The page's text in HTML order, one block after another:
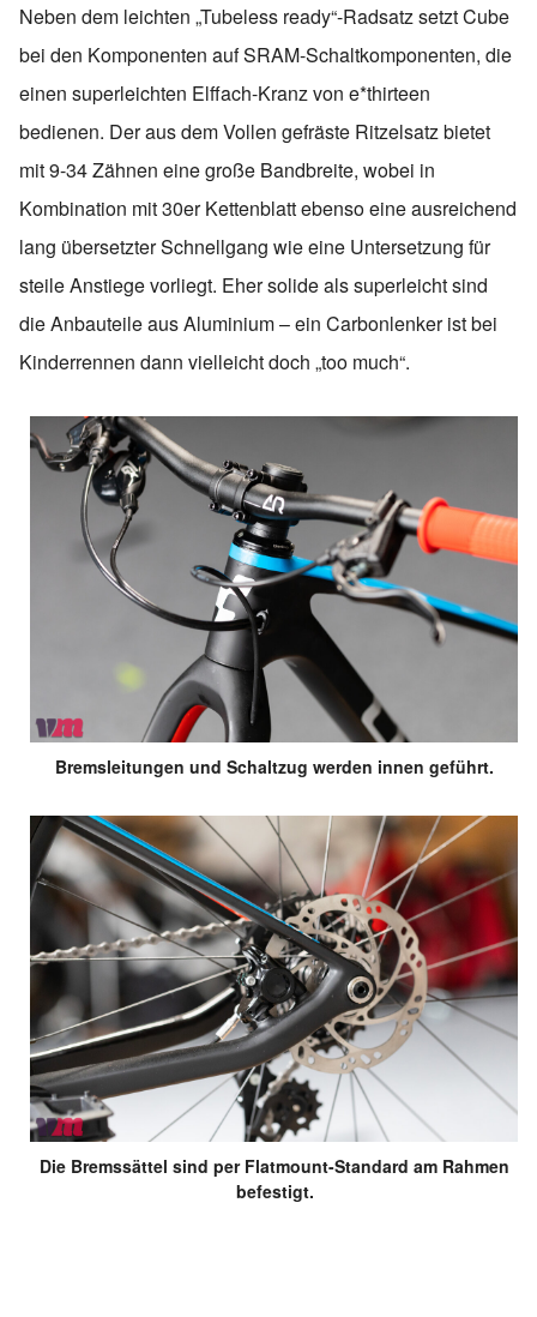
Neben dem leichten „Tubeless ready“-Radsatz setzt Cube
bei den Komponenten auf SRAM-Schaltkomponenten, die
einen superleichten Elffach-Kranz von e*thirteen
bedienen. Der aus dem Vollen gefräste Ritzelsatz bietet
mit 9-34 Zähnen eine große Bandbreite, wobei in
Kombination mit 30er Kettenblatt ebenso eine ausreichend
lang übersetzter Schnellgang wie eine Untersetzung für
steile Anstiege vorliegt. Eher solide als superleicht sind
die Anbauteile aus Aluminium – ein Carbonlenker ist bei
Kinderrennen dann vielleicht doch „too much“.
Bremsleitungen und Schaltzug werden innen geführt.
Die Bremssättel sind per Flatmount-Standard am Rahmen
befestigt.